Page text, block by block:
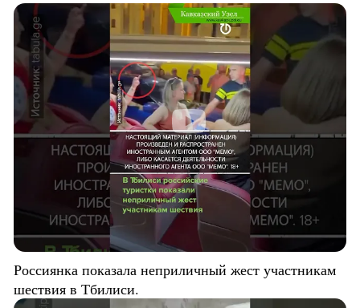
Россиянка показала неприличный жест участникам
шествия в Тбилиси.